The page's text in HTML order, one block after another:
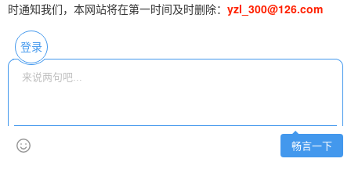
时通知我们，本网站将在第一时间及时删除： yzl_300@126.com
登录
畅言一下